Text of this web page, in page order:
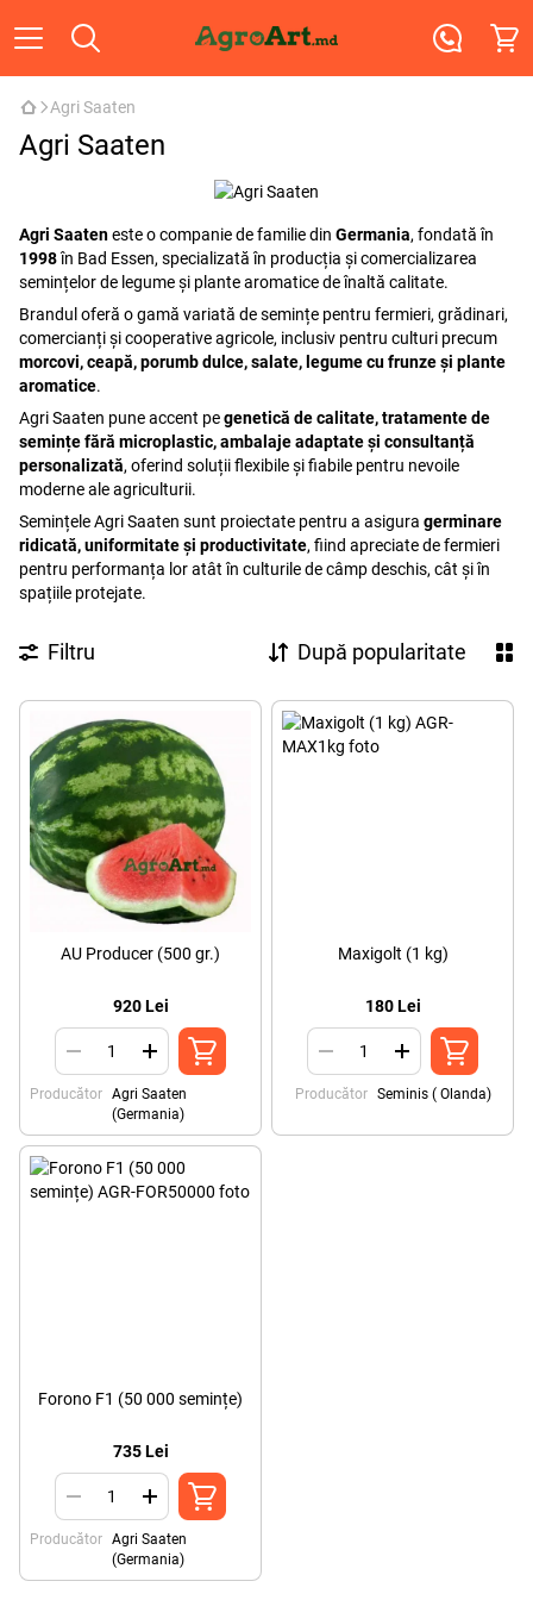
Agri Saaten
Agri Saaten
Agri Saateneste o companie de familie din Germania, fondată în
1998în Bad Essen, specializată în producția și comercializarea
semințelor de legume și plante aromatice de înaltă calitate.
Brandul oferă o gamă variată de semințe pentru fermieri, grădinari,
comercianți și cooperative agricole, inclusiv pentru culturi precum
morcovi, ceapă, porumb dulce, salate, legume cu frunze și plante
aromatice.
Agri Saaten pune accent pegenetică de calitate, tratamente de
semințe fără microplastic, ambalaje adaptate și consultanță
personalizată, oferind soluții flexibile și fiabile pentru nevoile
moderne ale agriculturii.
Semințele Agri Saaten sunt proiectate pentru a asigura germinare
ridicată, uniformitate și productivitate, fiind apreciate de fermieri
pentru performanța lor atât în culturile de câmp deschis, cât și în
spațiile protejate.
Filtru După popularitate
AU Producer (500 gr.)
920 Lei
Producător Agri Saaten
(Germania)
Maxigolt (1 kg)
180 Lei
Producător Seminis ( Olanda)
Forono F1 (50 000 semințe)
735 Lei
Producător Agri Saaten
(Germania)